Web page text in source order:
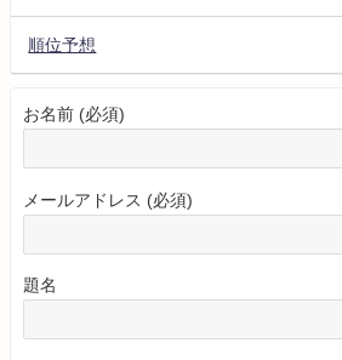
順位予想
お名前 (必須)
メールアドレス (必須)
題名